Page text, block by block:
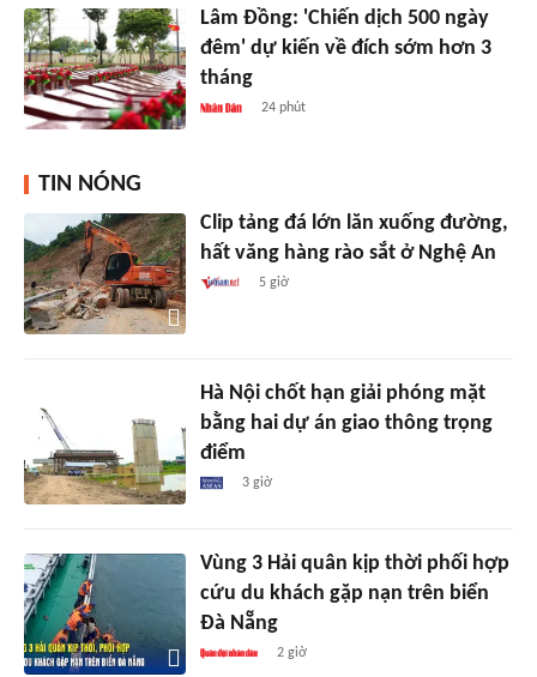
Lâm Đồng: 'Chiến dịch 500 ngày
đêm' dự kiến về đích sớm hơn 3
tháng
24 phút
TIN NÓNG
Clip tảng đá lớn lăn xuống đường,
hất văng hàng rào sắt ở Nghệ An
5 giờ
Hà Nội chốt hạn giải phóng mặt
bằng hai dự án giao thông trọng
điểm
3 giờ
Vùng 3 Hải quân kịp thời phối hợp
cứu du khách gặp nạn trên biển
Đà Nẵng
2 giờ